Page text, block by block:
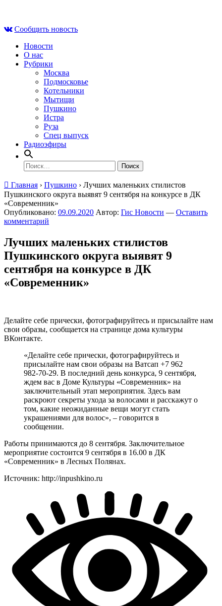
contentСообщить новость
Новости
О нас
Рубрики
Москва
Подмосковье
Котельники
Мытищи
Пушкино
Истра
Руза
Спец выпуск
Радиоэфиры
Найти:
Главная › Пушкино › Лучших маленьких стилистов
Пушкинского округа выявят 9 сентября на конкурсе в ДК
«Современник»
Опубликовано: 09.09.2020 Автор: Гис Новости — Оставить
комментарий
Лучших маленьких стилистов
Пушкинского округа выявят 9
сентября на конкурсе в ДК
«Современник»
Делайте себе прически, фотографируйтесь и присылайте нам
свои образы, сообщается на странице дома культуры
ВКонтакте.
«Делайте себе прически, фотографируйтесь и
присылайте нам свои образы на Ватсап +7 962
982-70-29. В последний день конкурса, 9 сентября,
ждем вас в Доме Культуры «Современник» на
заключительный этап мероприятия. Здесь вам
раскроют секреты ухода за волосами и расскажут о
том, какие неожиданные вещи могут стать
украшениями для волос», – говорится в
сообщении.
Работы принимаются до 8 сентября. Заключительное
мероприятие состоится 9 сентября в 16.00 в ДК
«Современник» в Лесных Полянах.
Источник: http://inpushkino.ru